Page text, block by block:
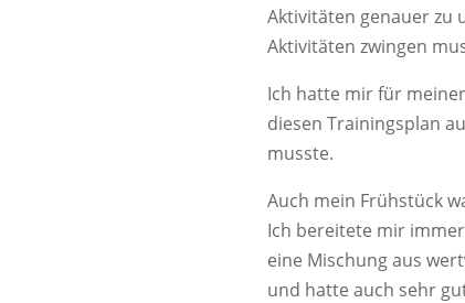
Aktivitäten genauer zu
Aktivitäten zwingen
Ich hatte mir für
diesen Trainingsplan
musste.
Auch mein Frühstück
Ich bereitete mir
eine Mischung aus
und hatte auch sehr